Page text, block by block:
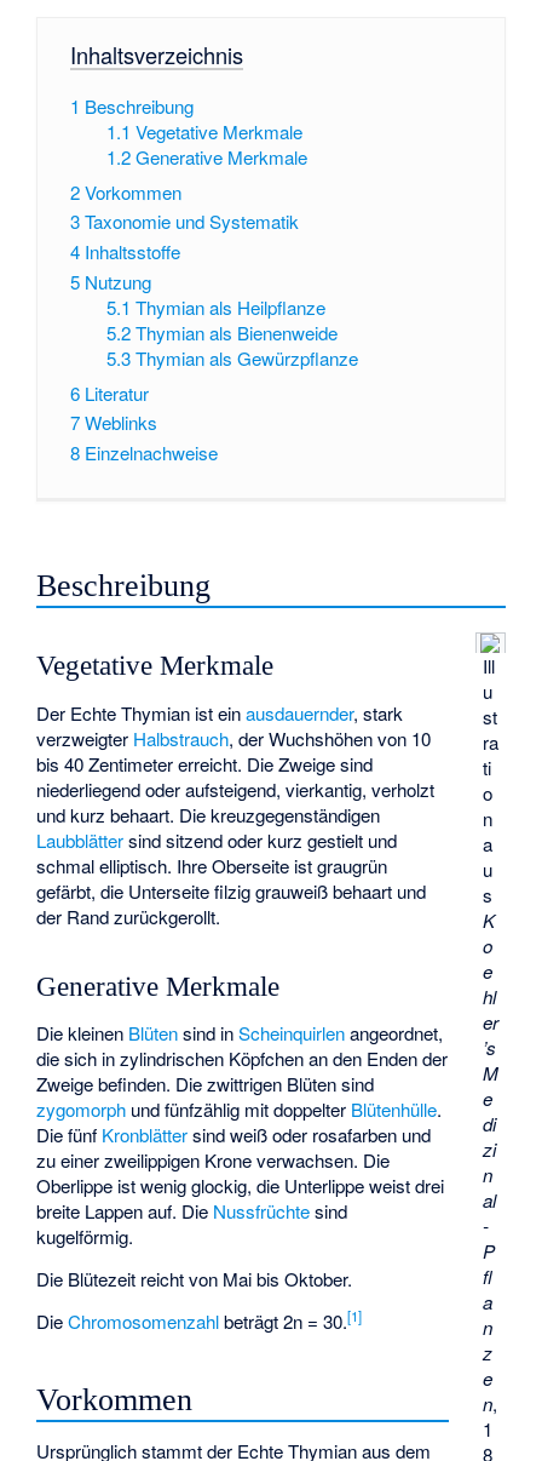
Inhaltsverzeichnis
1 Beschreibung
1.1 Vegetative Merkmale
1.2 Generative Merkmale
2Vorkommen
3Taxonomie und Systematik
4 Inhaltsstoffe
5 Nutzung
5.1 Thymian als Heilpflanze
5.2 Thymian als Bienenweide
5.3 Thymian als Gewürzpflanze
6 Literatur
7Weblinks
8 Einzelnachweise
Beschreibung
Ill
u
st
ra
ti
o
n
a
u
s
K
o
e
hl
er
’s
M
e
di
zi
n
al
-
P
fl
a
n
z
e
n,
1
8
Vegetative Merkmale
Der Echte Thymian ist einausdauernder, stark
verzweigter Halbstrauch, der Wuchshöhen von 10
bis 40 Zentimeter erreicht. Die Zweige sind
niederliegend oder aufsteigend, vierkantig, verholzt
und kurz behaart. Diekreuzgegenständigen
Laubblättersind sitzend oder kurz gestielt und
schmal elliptisch. Ihre Oberseite ist graugrün
gefärbt, die Unterseite filzig grauweiß behaart und
der Rand zurückgerollt.
Generative Merkmale
Die kleinen Blütensind inScheinquirlenangeordnet,
die sich in zylindrischen Köpfchen an den Enden der
Zweige befinden. Die zwittrigen Blüten sind
zygomorph und fünfzählig mit doppelter Blütenhülle.
Die fünf Kronblättersind weiß oder rosafarben und
zu einer zweilippigen Krone verwachsen. Die
Oberlippe ist wenig glockig, die Unterlippe weist drei
breite Lappen auf. Die Nussfrüchtesind
kugelförmig.
Die Blütezeit reicht von Mai bis Oktober.
DieChromosomenzahlbeträgt 2n = 30.[1]
Vorkommen
Ursprünglich stammt der Echte Thymian aus dem